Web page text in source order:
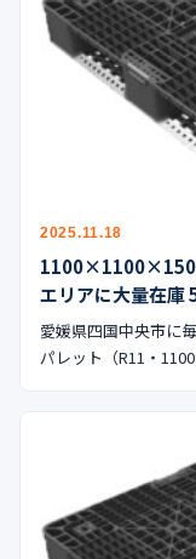
再生原料
梱包資材
イラン情勢まとめ
会社案内
2025.11.18
エリアに大量在庫
愛媛県四国中央市に
パレット（R11・